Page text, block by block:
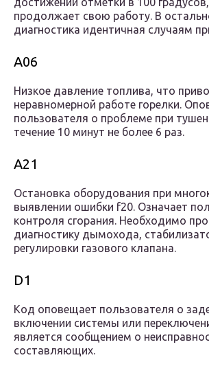
продолжает свою работу. В
диагностика идентичная случаям
A06
Низкое давление топлива, что
неравномерной работе горелки.
пользователя о проблеме при
течение 10 минут не более 6 раз.
A21
Остановка оборудования при
выявлении ошибки f20. Означает
контроля сгорания. Необходимо
диагностику дымохода,
регулировки газового клапана.
D1
Код оповещает пользователя о
включении системы или
является сообщением о
составляющих.